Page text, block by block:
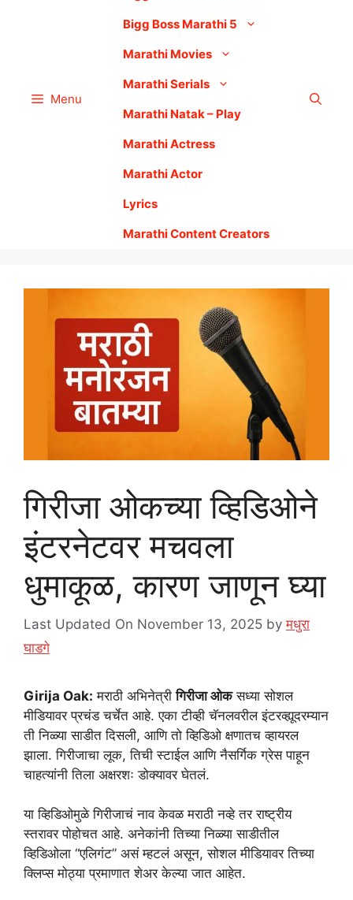
Menu
Bigg Boss Marathi 5
Marathi Movies
Marathi Serials
Marathi Natak – Play
Marathi Actress
Marathi Actor
Lyrics
Marathi Content Creators
गिरीजा ओकच्या व्हिडिओने
इंटरनेटवर मचवला
धुमाकूळ, कारण जाणून घ्या
Last Updated On November 13, 2025 byमधुरा
घाडगे
Girija Oak: मराठी अभिनेत्रीगिरीजा ओकसध्या सोशल
मीडियावर प्रचंड चर्चेत आहे. एका टीव्ही चॅनलवरील इंटरव्ह्यूदरम्यान
ती निळ्या साडीत दिसली, आणि तो व्हिडिओ क्षणातच व्हायरल
झाला. गिरीजाचा लूक, तिची स्टाईल आणि नैसर्गिक ग्रेस पाहून
चाहत्यांनी तिला अक्षरशः डोक्यावर घेतलं.
या व्हिडिओमुळे गिरीजाचं नाव केवळ मराठी नव्हे तर राष्ट्रीय
स्तरावर पोहोचत आहे. अनेकांनी तिच्या निळ्या साडीतील
व्हिडिओला “एलिगंट” असं म्हटलं असून, सोशल मीडियावर तिच्या
क्लिप्स मोठ्या प्रमाणात शेअर केल्या जात आहेत.